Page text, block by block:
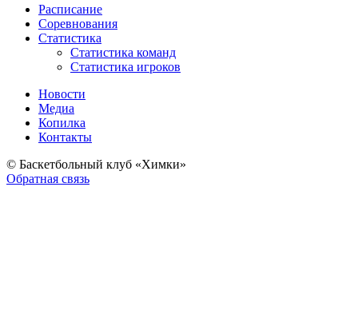
Расписание
Соревнования
Статистика
Статистика команд
Статистика игроков
Новости
Медиа
Копилка
Контакты
© Баскетбольный клуб «Химки»
Обратная связь